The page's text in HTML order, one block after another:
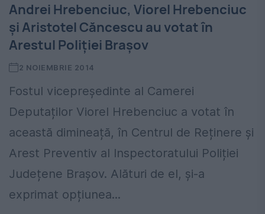
Andrei Hrebenciuc, Viorel Hrebenciuc
și Aristotel Căncescu au votat în
Arestul Poliției Brașov
2 NOIEMBRIE 2014
Fostul vicepreședinte al Camerei
Deputaților Viorel Hrebenciuc a votat în
această dimineață, în Centrul de Reținere și
Arest Preventiv al Inspectoratului Poliției
Județene Brașov. Alături de el, și-a
exprimat opțiunea...